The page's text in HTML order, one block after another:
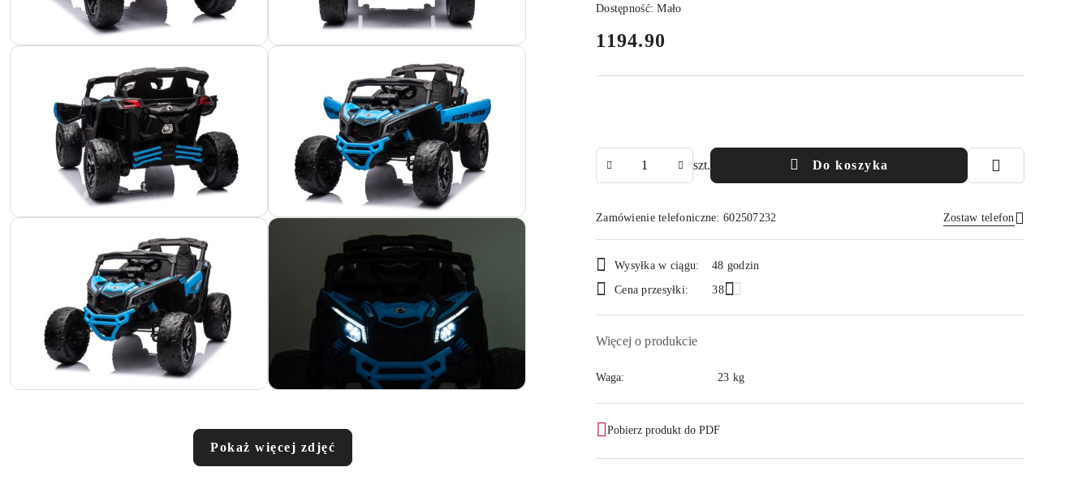
Pokaż więcej zdjęć
Dostępność:Mało
cena:
1194.90
szt. Do koszyka
Zamówienie telefoniczne: 602507232 Zostaw telefon
Wyślij
Dostępność
i
Wysyłka w ciągu:
48 godzin
Cena przesyłki:
38
Więcej o produkcie
Waga: 23 kg
Pobierz produkt do PDF